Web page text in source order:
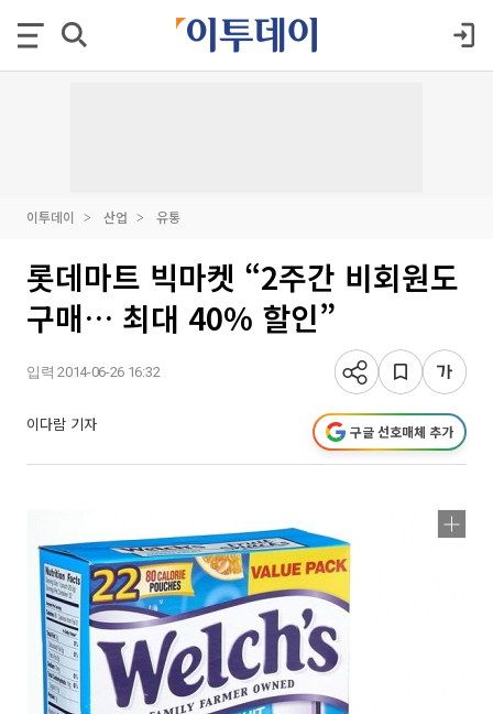
이투데이 산업 유통
롯데마트 빅마켓 “2주간 비회원도
구매… 최대 40% 할인”
입력 2014-06-26 16:32
이다람 기자 구글 선호매체 추가